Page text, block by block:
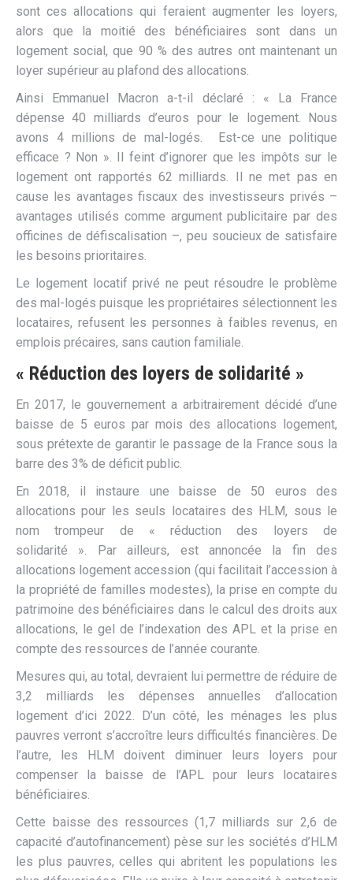
sont ces allocations qui feraient augmenter les loyers,
alors que la moitié des bénéficiaires sont dans un
logement social, que 90 % des autres ont maintenant un
loyer supérieur au plafond des allocations.
Ainsi Emmanuel Macron a-t-il déclaré : « La France
dépense 40 milliards d’euros pour le logement. Nous
avons 4 millions de mal-logés. Est-ce une politique
efficace ? Non ». Il feint d’ignorer que les impôts sur le
logement ont rapportés 62 milliards. Il ne met pas en
cause les avantages fiscaux des investisseurs privés –
avantages utilisés comme argument publicitaire par des
officines de défiscalisation –, peu soucieux de satisfaire
les besoins prioritaires.
Le logement locatif privé ne peut résoudre le problème
des mal-logés puisque les propriétaires sélectionnent les
locataires, refusent les personnes à faibles revenus, en
emplois précaires, sans caution familiale.
« Réduction des loyers de solidarité »
En 2017, le gouvernement a arbitrairement décidé d’une
baisse de 5 euros par mois des allocations logement,
sous prétexte de garantir le passage de la France sous la
barre des 3% de déficit public.
En 2018, il instaure une baisse de 50 euros des
allocations pour les seuls locataires des HLM, sous le
nom trompeur de « réduction des loyers de
solidarité ». Par ailleurs, est annoncée la fin des
allocations logement accession (qui facilitait l’accession à
la propriété de familles modestes), la prise en compte du
patrimoine des bénéficiaires dans le calcul des droits aux
allocations, le gel de l’indexation des APL et la prise en
compte des ressources de l’année courante.
Mesures qui, au total, devraient lui permettre de réduire de
3,2 milliards les dépenses annuelles d’allocation
logement d’ici 2022. D’un côté, les ménages les plus
pauvres verront s’accroître leurs difficultés financières. De
l’autre, les HLM doivent diminuer leurs loyers pour
compenser la baisse de l’APL pour leurs locataires
bénéficiaires.
Cette baisse des ressources (1,7 milliards sur 2,6 de
capacité d’autofinancement) pèse sur les sociétés d’HLM
les plus pauvres, celles qui abritent les populations les